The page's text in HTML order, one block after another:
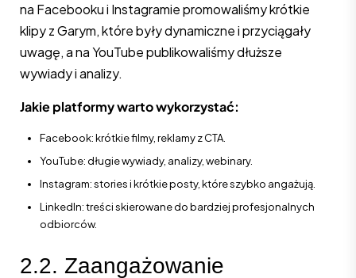
na Facebooku i Instagramie promowaliśmy krótkie
klipy z Garym, które były dynamiczne i przyciągały
uwagę, a na YouTube publikowaliśmy dłuższe
wywiady i analizy.
Jakie platformy warto wykorzystać:
Facebook: krótkie filmy, reklamy z CTA.
YouTube: długie wywiady, analizy, webinary.
Instagram: stories i krótkie posty, które szybko angażują.
LinkedIn: treści skierowane do bardziej profesjonalnych
odbiorców.
2.2. Zaangażowanie